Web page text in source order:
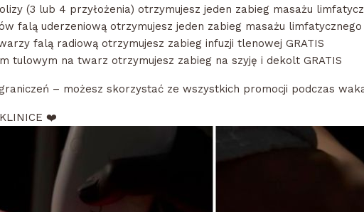
(3 lub 4 przyłożenia) otrzymujesz jeden zabieg masażu
falą uderzeniową otrzymujesz jeden zabieg masażu limfatycznego
falą radiową otrzymujesz zabieg infuzji tlenowej GRATIS
tulowym na twarz otrzymujesz zabieg na szyję i dekolt GRATIS
– możesz skorzystać ze wszystkich promocji podczas
KLINICE ❤️